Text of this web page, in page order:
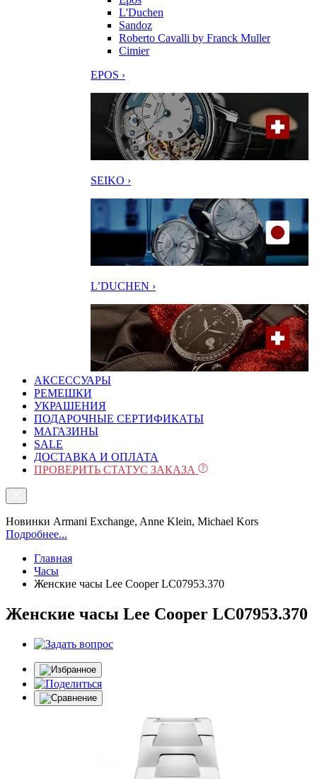
L'Duchen
Sandoz
Roberto Cavalli by Franck Muller
Cimier
EPOS ›
SEIKO ›
L’DUCHEN ›
АКСЕССУАРЫ
РЕМЕШКИ
УКРАШЕНИЯ
ПОДАРОЧНЫЕ СЕРТИФИКАТЫ
МАГАЗИНЫ
SALE
ДОСТАВКА И ОПЛАТА
ПРОВЕРИТЬ СТАТУС ЗАКАЗА
Новинки Armani Exchange, Anne Klein, Michael Kors
Подробнее...
Главная
Часы
Женские часы Lee Cooper LC07953.370
Женские часы Lee Cooper LC07953.370